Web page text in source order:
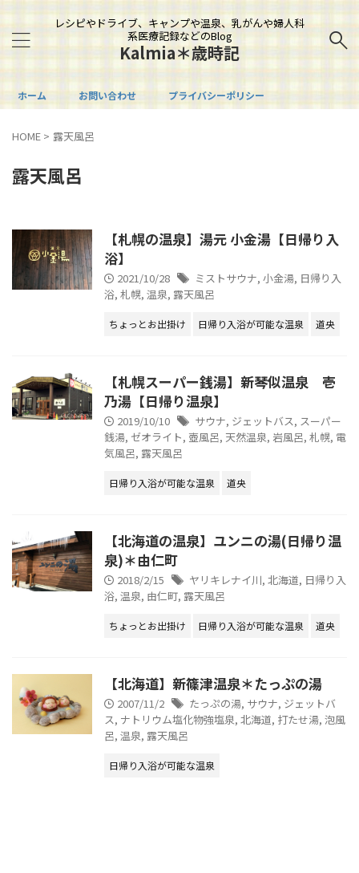
レシピやドライブ、キャンプや温泉、乳がんや婦人科
系医療記録などのBlog
Kalmia＊歳時記
ホーム お問い合わせ プライバシーポリシー
HOME > 露天風呂
露天風呂
【札幌の温泉】湯元 小金湯【日帰り入
浴】
2021/10/28 ミストサウナ, 小金湯, 日帰り入
浴, 札幌, 温泉, 露天風呂
ちょっとお出掛け 日帰り入浴が可能な温泉 道央
【札幌スーパー銭湯】新琴似温泉 壱
乃湯【日帰り温泉】
2019/10/10 サウナ, ジェットバス, スーパー
銭湯, ゼオライト, 壺風呂, 天然温泉, 岩風呂, 札幌, 電
気風呂, 露天風呂
日帰り入浴が可能な温泉 道央
【北海道の温泉】ユンニの湯(日帰り温
泉)＊由仁町
2018/2/15 ヤリキレナイ川, 北海道, 日帰り入
浴, 温泉, 由仁町, 露天風呂
ちょっとお出掛け 日帰り入浴が可能な温泉 道央
【北海道】新篠津温泉＊たっぷの湯
2007/11/2 たっぷの湯, サウナ, ジェットバ
ス, ナトリウム塩化物強塩泉, 北海道, 打たせ湯, 泡風
呂, 温泉, 露天風呂
日帰り入浴が可能な温泉